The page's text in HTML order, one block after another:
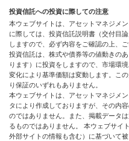
投資信託への投資に際しての注意
本ウェブサイトは、アセットマネジメ
に際しては、投資信託説明書（交付目
しますので、必ず内容をご確認の上、
投資信託は、株式や債券等の値動きの
ります）に投資をしますので、市場環
変化により基準価額は変動します。こ
り保証のいずれもありません。
本ウェブサイトは、アセットマネジメ
タにより作成しておりますが、その内
のではありません。また、掲載データ
るものではありません。 本ウェブサイ
外部サイトの情報も含む）に基づいて